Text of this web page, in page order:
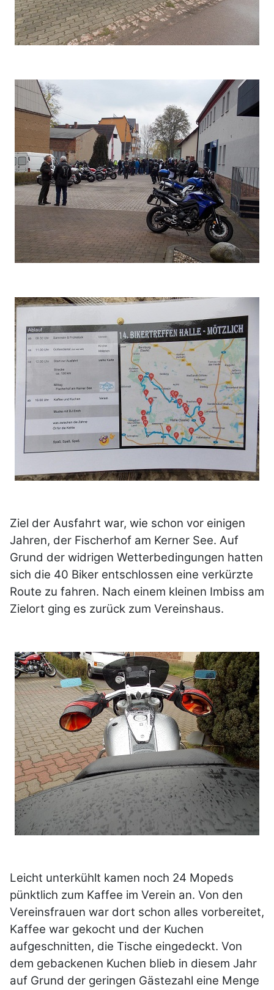
Ziel der Ausfahrt war, wie schon vor einigen
Jahren, der Fischerhof am Kerner See. Auf
Grund der widrigen Wetterbedingungen hatten
sich die 40 Biker entschlossen eine verkürzte
Route zu fahren. Nach einem kleinen Imbiss am
Zielort ging es zurück zum Vereinshaus.
Leicht unterkühlt kamen noch 24 Mopeds
pünktlich zum Kaffee im Verein an. Von den
Vereinsfrauen war dort schon alles vorbereitet,
Kaffee war gekocht und der Kuchen
aufgeschnitten, die Tische eingedeckt. Von
dem gebackenen Kuchen blieb in diesem Jahr
auf Grund der geringen Gästezahl eine Menge